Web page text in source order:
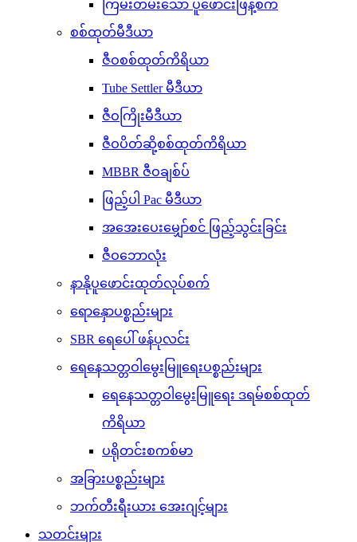
ကြမ်းတမ်းသော ပူဖောင်းဖြန့်စက်
စစ်ထုတ်မီဒီယာ
ဇီဝစစ်ထုတ်ကိရိယာ
Tube Settler မီဒီယာ
ဇီဝကြိုးမီဒီယာ
ဇီဝပိတ်ဆို့စစ်ထုတ်ကိရိယာ
MBBR ဇီဝချစ်ပ်
ဖြည့်ပါ Pac မီဒီယာ
အအေးပေးမျှော်စင် ဖြည့်သွင်းခြင်း
ဇီဝဘောလုံး
နာနိုပူဖောင်းထုတ်လုပ်စက်
ရောနှောပစ္စည်းများ
SBR ရေပေါ် ဖန်ပုလင်း
ရေနေသတ္တဝါမွေးမြူရေးပစ္စည်းများ
ရေနေသတ္တဝါမွေးမြူရေး ဒရမ်စစ်ထုတ်
ကိရိယာ
ပရိုတင်းစကစ်မာ
အခြားပစ္စည်းများ
ဘက်တီးရီးယား အေးဂျင့်များ
သတင်းများ